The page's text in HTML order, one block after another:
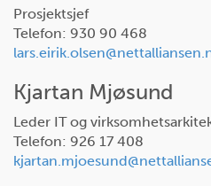
Prosjektsjef
Telefon: 930 90 468
Kjartan Mjøsund
Leder IT og
Telefon: 926 17 408